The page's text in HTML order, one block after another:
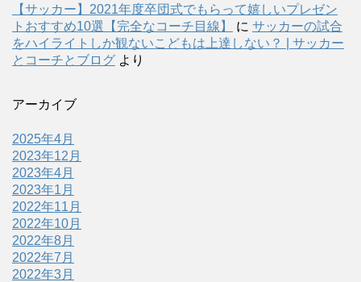
【サッカー】2021年度卒団式でもらって嬉しいプレゼン
トおすすめ10選【完全なコーチ目線】
に サッカーの試合
をハイライトしか観ないこどもは上達しない？ | サッカー
とコーチとブログ より
アーカイブ
2025年4月
2023年12月
2023年4月
2023年1月
2022年11月
2022年10月
2022年8月
2022年7月
2022年3月